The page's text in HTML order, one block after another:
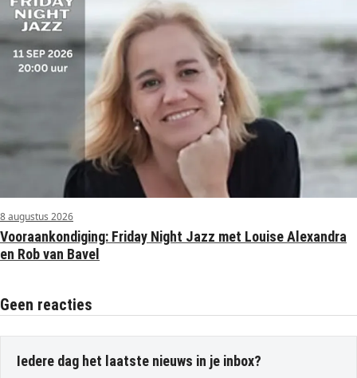
8 augustus 2026
Vooraankondiging: Friday Night Jazz met Louise Alexandra
en Rob van Bavel
Geen reacties
Iedere dag het laatste nieuws in je inbox?